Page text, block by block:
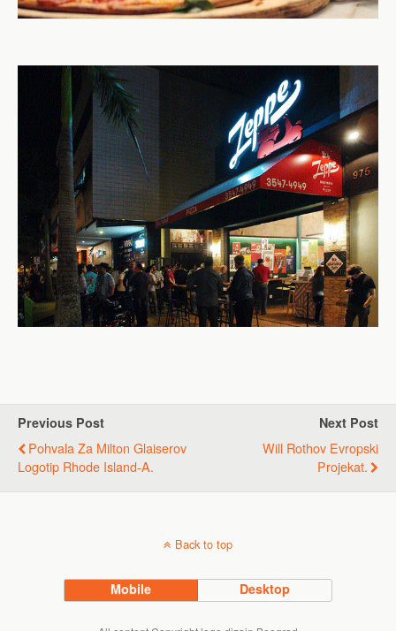
Previous Post
Pohvala Za Milton Glaiserov
Logotip Rhode Island-A.
Next Post
Will Rothov Evropski
Projekat.
Back to top
Mobile Desktop